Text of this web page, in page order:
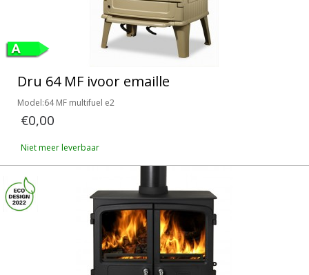
Dru 64 MF ivoor emaille
Model:64 MF multifuel e2
€0,00
Niet meer leverbaar